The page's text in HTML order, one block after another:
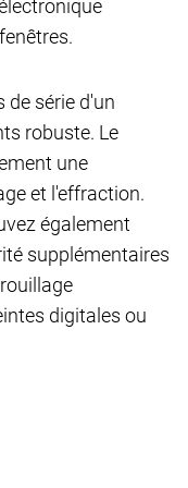
de série d'un
robuste. Le
une
et l'effraction.
également
supplémentaires
digitales ou